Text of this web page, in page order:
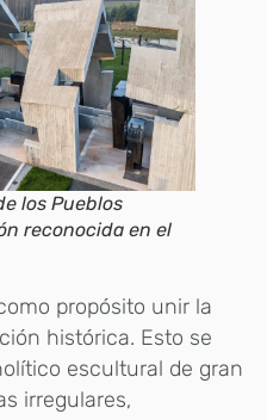
los Pueblos
reconocida en el
propósito unir la
histórica. Esto se
escultural de gran
irregulares,